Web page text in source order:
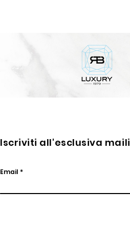
Iscriviti all'esclusiva
Email